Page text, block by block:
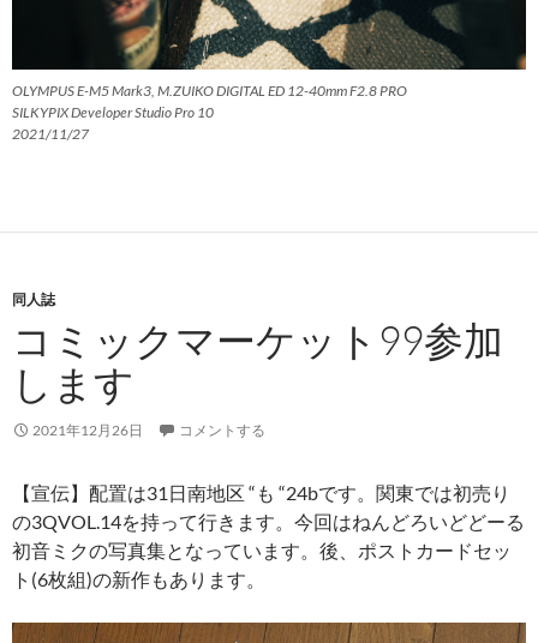
OLYMPUS E-M5 Mark3, M.ZUIKO DIGITAL ED 12-40mm F2.8 PRO
SILKYPIX Developer Studio Pro 10
2021/11/27
同人誌
コミックマーケット99参加
します
2021年12月26日 コメントする
【宣伝】配置は31日南地区 “も “24bです。関東では初売り
の3QVOL.14を持って行きます。今回はねんどろいどどーる
初音ミクの写真集となっています。後、ポストカードセッ
ト(6枚組)の新作もあります。